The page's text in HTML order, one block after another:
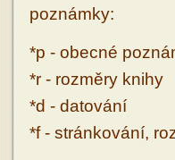
poznámky:
*p - obecné
*r - rozměry knihy
*d - datování
*f - stránkování,